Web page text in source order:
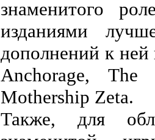
знаменитого
изданиями
дополнений к
Anchorage,
Mothership Zeta.
Также, для